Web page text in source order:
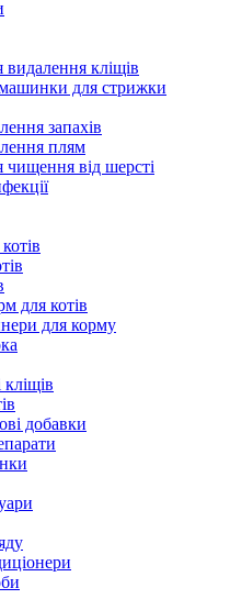
видалення кліщів
для стрижки
запахів
плям
чищення від шерсті
для котів
для корму
кліщів
добавки